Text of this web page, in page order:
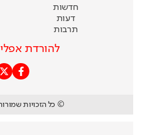
חדשות
דעות
תרבות
להורדת
© כל הזכויות